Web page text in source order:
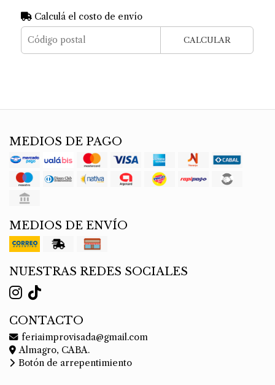
Calculá el costo de envío
CALCULAR
MEDIOS DE PAGO
MEDIOS DE ENVÍO
NUESTRAS REDES SOCIALES
CONTACTO
feriaimprovisada@gmail.com
Almagro, CABA.
Botón de arrepentimiento